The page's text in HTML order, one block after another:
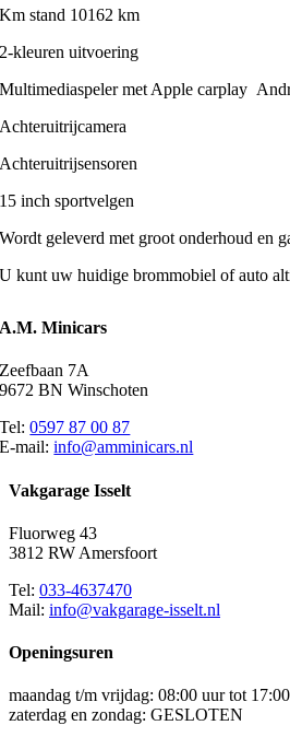
Km stand 10162 km
2-kleuren uitvoering
Multimediaspeler met Apple carplay
Achteruitrijcamera
Achteruitrijsensoren
15 inch sportvelgen
Wordt geleverd met groot onderhoud en
U kunt uw huidige brommobiel of auto
A.M. Minicars
Zeefbaan 7A
9672 BN Winschoten
Tel:0597 87 00 87
E-mail:info@amminicars.nl
Vakgarage Isselt
Fluorweg 43
3812 RW Amersfoort
Tel: 033-4637470
Mail: info@vakgarage-isselt.nl
Openingsuren
maandag t/m vrijdag: 08:00 uur tot
zaterdag en zondag: GESLOTEN